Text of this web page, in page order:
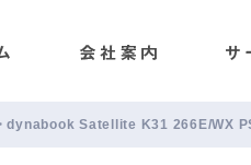
dynabook Satellite K31 266E/WX